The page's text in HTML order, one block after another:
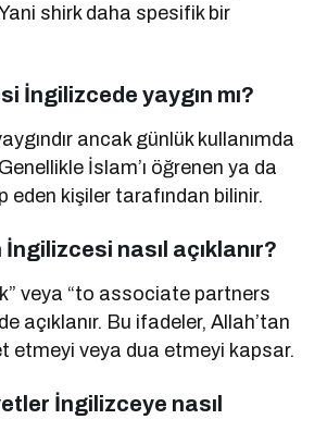
shirk daha spesifik bir
İngilizcede yaygın mı?
ancak günlük kullanımda
İslam’ı öğrenen ya da
eden kişiler tarafından bilinir.
İngilizcesi nasıl açıklanır?
veya “to associate partners
açıklanır. Bu ifadeler, Allah’tan
etmeyi veya dua etmeyi kapsar.
İngilizceye nasıl